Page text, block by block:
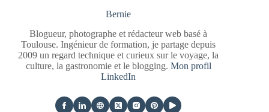
Bernie
Blogueur, photographe et rédacteur web basé à
Toulouse. Ingénieur de formation, je partage depuis
2009 un regard technique et curieux sur le voyage, la
culture, la gastronomie et le blogging. Mon profil
LinkedIn